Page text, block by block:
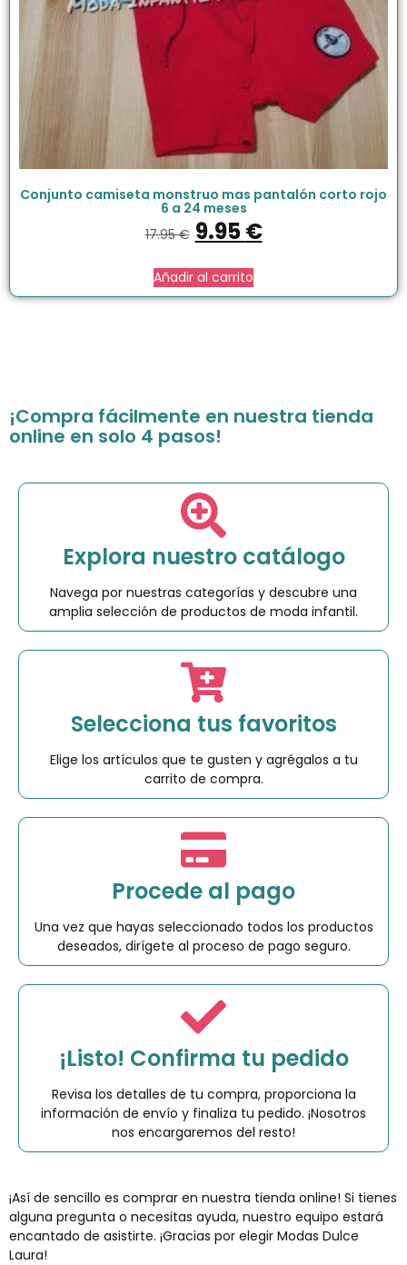
Conjunto camiseta monstruo mas pantalón corto rojo
6 a 24 meses
17.95€ 9.95€
Añadir al carrito
¡Compra fácilmente en nuestra tienda
online en solo 4 pasos!
Explora nuestro catálogo
Navega por nuestras categorías y descubre una
amplia selección de productos de moda infantil.
Selecciona tus favoritos
Elige los artículos que te gusten y agrégalos a tu
carrito de compra.
Procede al pago
Una vez que hayas seleccionado todos los productos
deseados, dirígete al proceso de pago seguro.
¡Listo! Confirma tu pedido
Revisa los detalles de tu compra, proporciona la
información de envío y finaliza tu pedido. ¡Nosotros
nos encargaremos del resto!
¡Así de sencillo es comprar en nuestra tienda online! Si tienes
alguna pregunta o necesitas ayuda, nuestro equipo estará
encantado de asistirte. ¡Gracias por elegir Modas Dulce
Laura!